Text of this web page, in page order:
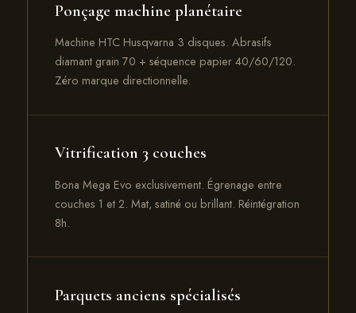
Ponçage machine planétaire
Machine HTC Husqvarna 3 disques. Abrasifs
diamant grain 70 + séquence papier 40/60/120.
Zéro marque directionnelle.
Vitrification 3 couches
Bona Mega Evo exclusivement. Égrenage entre
couches 1 et 2. Mat, satiné ou brillant. Réintégration
8h.
Parquets anciens spécialisés